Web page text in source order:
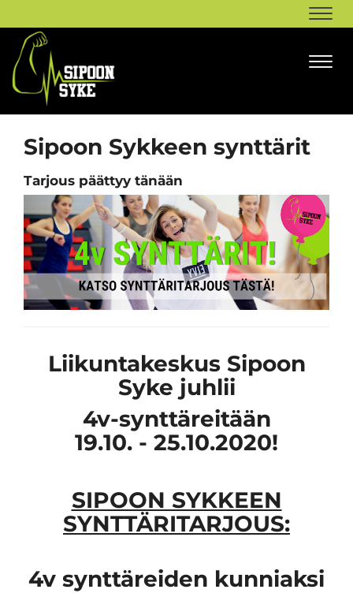
Sipoon Sykkeen synttärit
Tarjous päättyy tänään
Liikuntakeskus Sipoon
Syke juhlii
4v-synttäreitään
19.10. - 25.10.2020!
SIPOON SYKKEEN
SYNTTÄRITARJOUS:
4v synttäreiden kunniaksi